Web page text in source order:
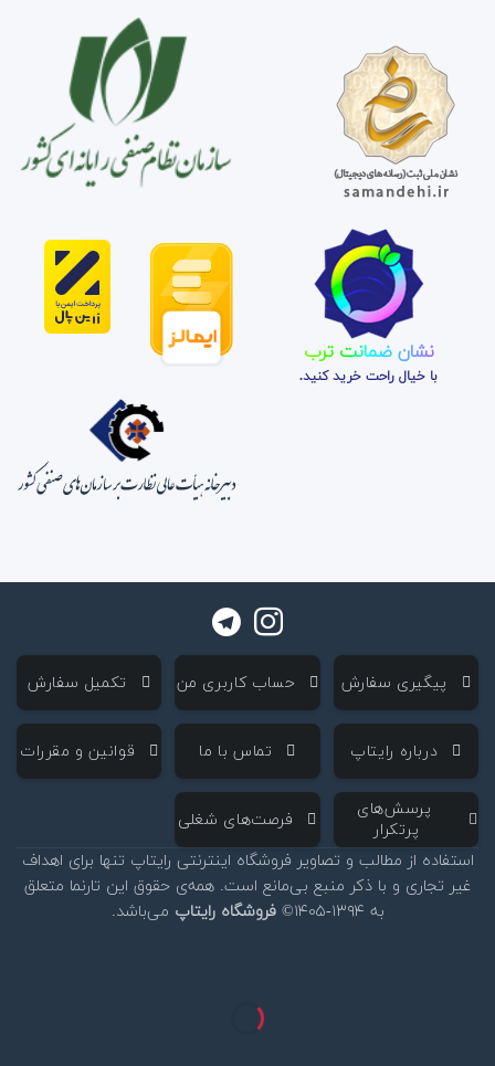
نشان ضمانت ترب
با خیال راحت خرید کنید.
‌ پیگیری سفارش ‌ حساب کاربری من ‌ تکمیل سفارش
‌ درباره رایتاپ ‌ تماس با ما ‌ قوانین و مقررات
‌ پرسش‌های
پرتکرار
‌ فرصت‌های شغلی
استفاده از مطالب و تصاویر فروشگاه اینترنتی رایتاپ تنها برای اهداف
غیر تجاری و با ذکر منبع بی‌مانع است. همه‌ی حقوق این تارنما متعلق
به ۱۳۹۴-۱۴۰۵©
فروشگاه رایتاپ می‌باشد.